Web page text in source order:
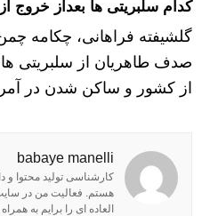
کدام سلبریتی ها بعداز
گلشیفته فراهانی، چکامه
صدف طاهریان از سلبریتی
از کشور و ساکن شدن در
babaye manelli
کارشناسی تولید محتوا و
هستم. فعالیت من در
العاده ای را برایم به